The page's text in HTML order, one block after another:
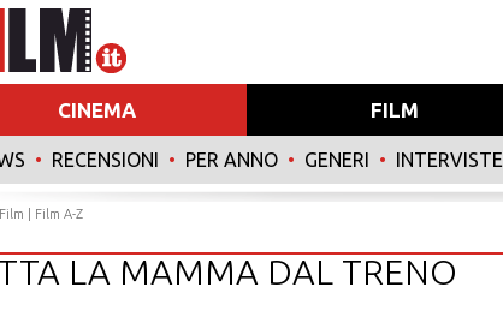
CINEMA FILM
• RECENSIONI • PER ANNO • GENERI • INTERVISTE
Film Film A-Z
LA MAMMA DAL TRENO